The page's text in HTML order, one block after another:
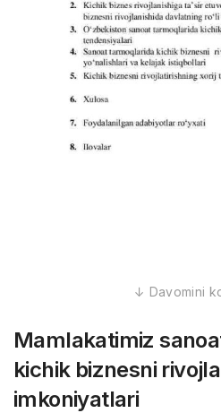
Mamlakatimiz
kichik biznesni
imkoniyatlari